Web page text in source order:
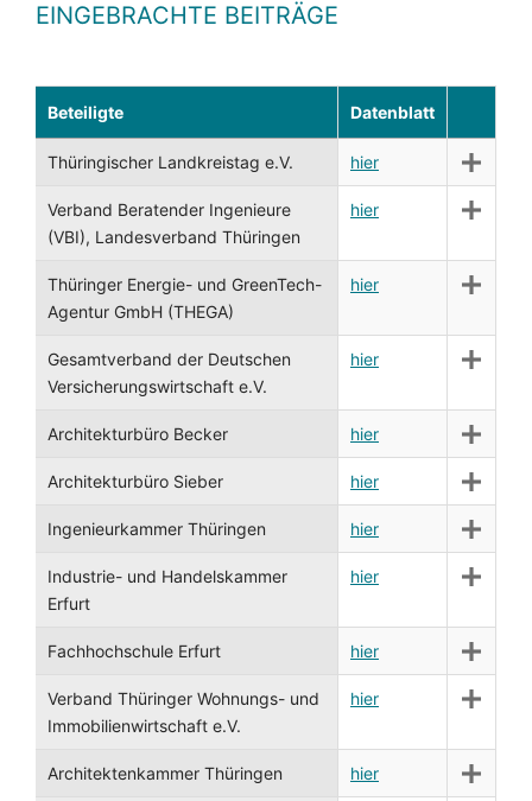
EINGEBRACHTE BEITRÄGE
Beteiligte Datenblatt
Thüringischer Landkreistag e.V. hier
Verband Beratender Ingenieure
(VBI), Landesverband Thüringen
hier
Thüringer Energie- und GreenTech-
Agentur GmbH (THEGA)
hier
Gesamtverband der Deutschen
Versicherungswirtschaft e.V.
hier
Architekturbüro Becker hier
Architekturbüro Sieber hier
Ingenieurkammer Thüringen hier
Industrie- und Handelskammer
Erfurt
hier
Fachhochschule Erfurt hier
Verband Thüringer Wohnungs- und
Immobilienwirtschaft e.V.
hier
Architektenkammer Thüringen hier